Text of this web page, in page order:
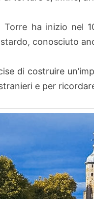
Torre ha inizio nel
conosciuto
di costruire
e per